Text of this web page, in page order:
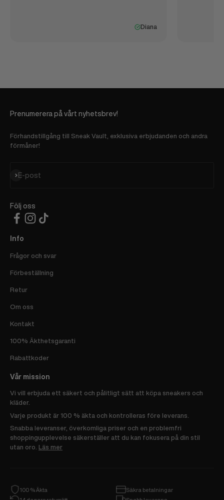
Diana
Prenumerera på vårt nyhetsbrev!
Förhandstillgång till Sneak Vault, exklusiva erbjudanden och andra
förmåner!
E-post
Prenumerera
Följ oss
Info
Frågor och svar
Förbeställning
Retur
Om oss
Kontakt
100% Äkthetsgaranti
Rabattkoder
Vår mission
Vi vill erbjuda ett säkert och pålitligt sätt att köpa sneakers och
kläder.
Varje produkt är 100 % äkta och kontrolleras före leverans.
Snabba leveranser, överkomliga priser och en problemfri
shoppingupplevelse säkerställer att du kan fokusera på din stil
utan oro.
Läs mer
100 % Äkta
Säkra betalningar